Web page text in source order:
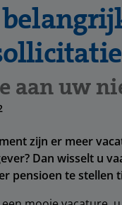
aan uw
zijn er meer
Dan wisselt u
pensioen te stellen